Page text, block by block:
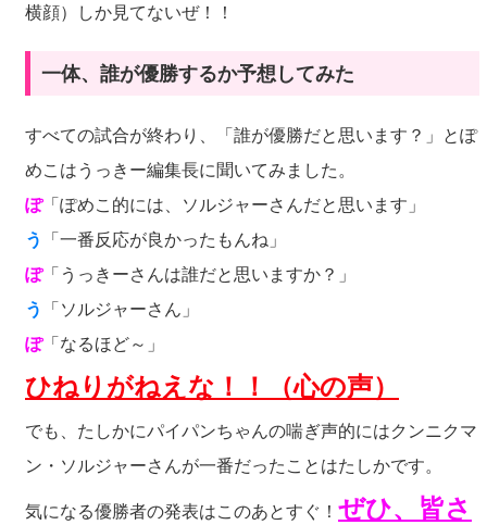
横顔）しか見てないぜ！！
一体、誰が優勝するか予想してみた
すべての試合が終わり、「誰が優勝だと思います？」とぽ
めこはうっきー編集長に聞いてみました。
ぽ「ぽめこ的には、ソルジャーさんだと思います」
う 「一番反応が良かったもんね」
ぽ「うっきーさんは誰だと思いますか？」
う 「ソルジャーさん」
ぽ「なるほど～」
ひねりがねえな！！（心の声）
でも、たしかにパイパンちゃんの喘ぎ声的にはクンニクマ
ン・ソルジャーさんが一番だったことはたしかです。
気になる優勝者の発表はこのあとすぐ！ ぜひ、皆さ